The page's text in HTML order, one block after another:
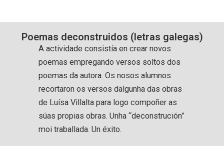
Poemas deconstruidos (letras galegas)
A actividade consistía en crear novos
poemas empregando versos soltos dos
poemas da autora. Os nosos alumnos
recortaron os versos dalgunha das obras
de Luísa Villalta para logo compoñer as
súas propias obras. Unha “deconstrución”
moi traballada. Un éxito.